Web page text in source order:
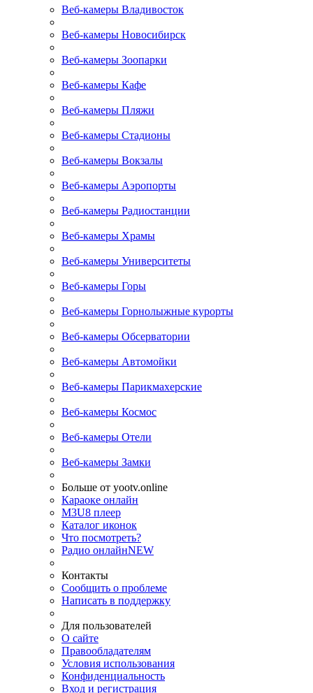
Веб-камеры Владивосток
Веб-камеры Новосибирск
Веб-камеры Зоопарки
Веб-камеры Кафе
Веб-камеры Пляжи
Веб-камеры Стадионы
Веб-камеры Вокзалы
Веб-камеры Аэропорты
Веб-камеры Радиостанции
Веб-камеры Храмы
Веб-камеры Университеты
Веб-камеры Горы
Веб-камеры Горнолыжные курорты
Веб-камеры Обсерватории
Веб-камеры Автомойки
Веб-камеры Парикмахерские
Веб-камеры Космос
Веб-камеры Отели
Веб-камеры Замки
Больше от yootv.online
Караоке онлайн
M3U8 плеер
Каталог иконок
Что посмотреть?
Радио онлайнNEW
Контакты
Сообщить о проблеме
Написать в поддержку
Для пользователей
О сайте
Правообладателям
Условия использования
Конфиденциальность
Вход и регистрация